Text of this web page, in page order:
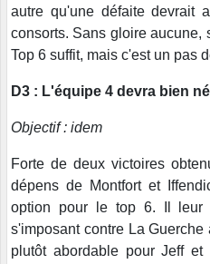
autre qu'une défaite devrait
consorts. Sans gloire aucune,
Top 6 suffit, mais c'est un pas
D3 : L'équipe 4 devra bien
Objectif : idem
Forte de deux victoires
dépens de Montfort et
option pour le top 6. Il leur
s'imposant contre La
plutôt abordable pour Jeff et